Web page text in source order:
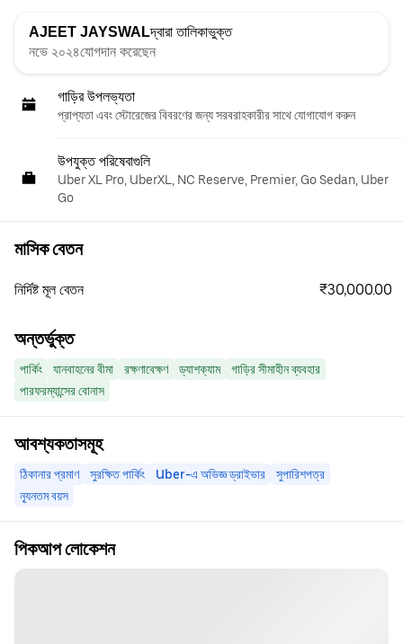
AJEET JAYSWALদ্বারা তালিকাভুক্ত
নভে ২০২৪যোগদান করেছেন
গাড়ির উপলভ্যতা
প্রাপ্যতা এবং স্টোরেজের বিবরণের জন্য সরবরাহকারীর সাথে যোগাযোগ করুন
উপযুক্ত পরিষেবাগুলি
Uber XL Pro, UberXL, NC Reserve, Premier, Go Sedan, Uber
Go
মাসিক বেতন
নির্দিষ্ট মূল বেতন ₹30,000.00
অন্তর্ভুক্ত
পার্কিং যানবাহনের বীমা রক্ষণাবেক্ষণ ড্যাশক্যাম
গাড়ির সীমাহীন ব্যবহার
পারফরম্যান্সের বোনাস
আবশ্যকতাসমূহ
ঠিকানার প্রমাণ সুরক্ষিত পার্কিং Uber-এ অভিজ্ঞ ড্রাইভার
সুপারিশপত্র
ন্যূনতম বয়স
পিকআপ লোকেশন